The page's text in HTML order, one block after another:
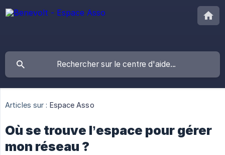
Articles sur : Espace Asso
Où se trouve l’espace pour gérer
mon réseau ?